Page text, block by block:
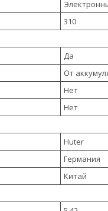
310
Да
От
Нет
Нет
Huter
Германия
Китай